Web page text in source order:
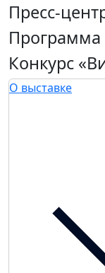
Пресс-
Программа
Конкурс
О выставке